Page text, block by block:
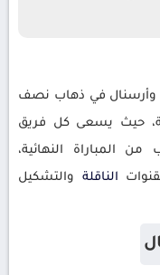
وأرسنال في ذهاب نصف
حيث يسعى كل فريق
المباراة النهائية،
الناقلة والتشكيل